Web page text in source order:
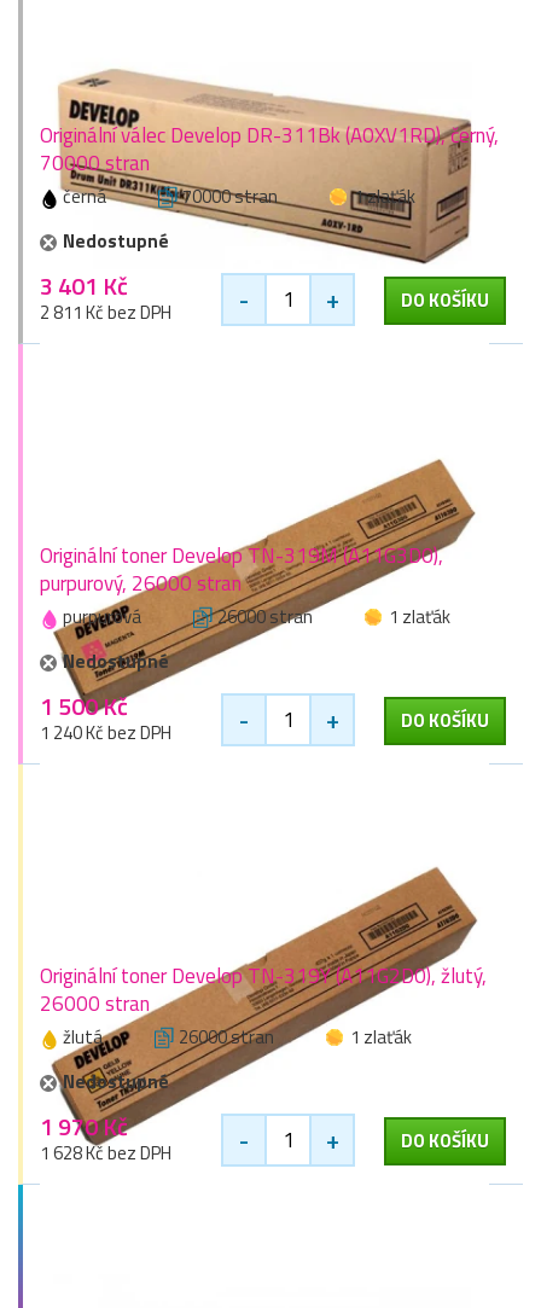
Originální válec Develop DR-311Bk (A0XV1RD), černý,
70000 stran
černá 70000 stran
1 zlaťák
Nedostupné
3 401 Kč
2 811 Kč bez DPH - + DO KOŠÍKU
Originální toner Develop TN-319M (A11G3D0),
purpurový, 26000 stran
purpurová 26000 stran
1 zlaťák
Nedostupné
1 500 Kč
1 240 Kč bez DPH - + DO KOŠÍKU
Originální toner Develop TN-319Y (A11G2D0), žlutý,
26000 stran
žlutá 26000 stran
1 zlaťák
Nedostupné
1 970 Kč
1 628 Kč bez DPH - + DO KOŠÍKU